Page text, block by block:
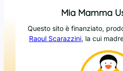
Mia Mamma
Questo sito è finanziato,
Raoul Scarazzini, la cui